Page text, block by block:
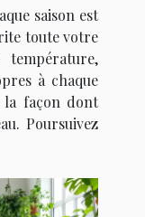
saison est
toute votre
à chaque
la façon dont
Poursuivez